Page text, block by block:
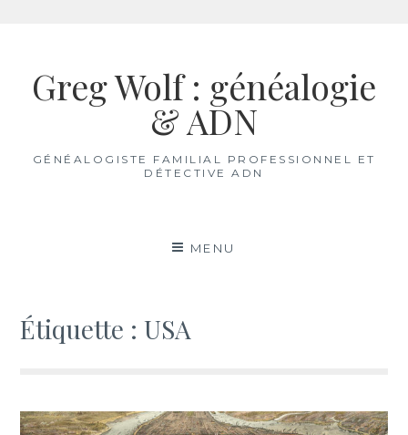
contenuGreg Wolf : généalogie
& ADN
GÉNÉALOGISTE FAMILIAL PROFESSIONNEL ET
DÉTECTIVE ADN
MENU
Étiquette :USA